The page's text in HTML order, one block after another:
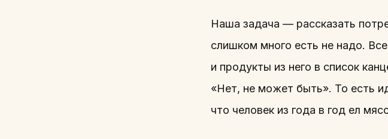
Наша задача — рассказать
слишком много есть не надо.
и продукты из него в список
«Нет, не может быть». То есть
что человек из года в год ел